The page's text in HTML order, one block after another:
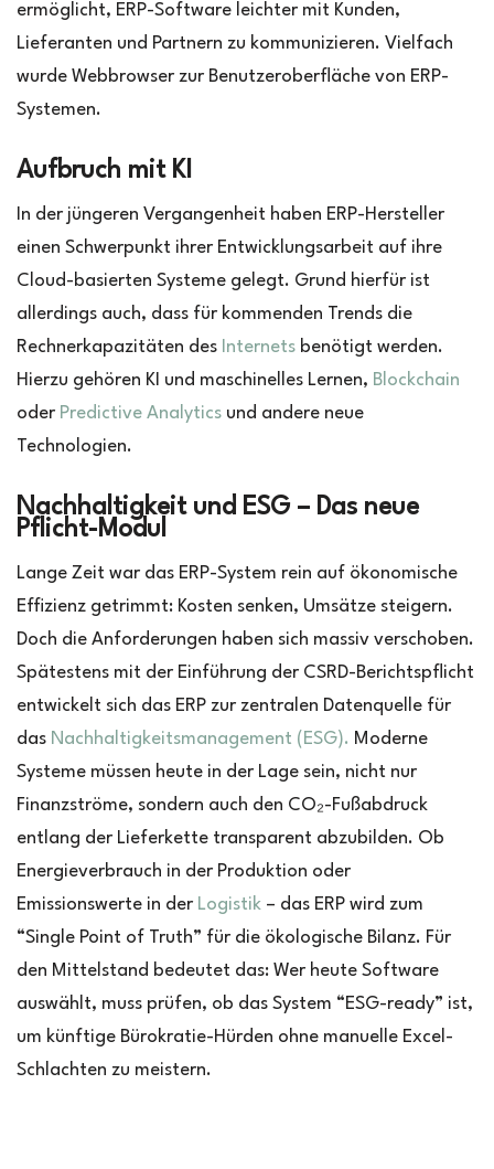
ermöglicht, ERP-Software leichter mit Kunden,
Lieferanten und Partnern zu kommunizieren. Vielfach
wurde Webbrowser zur Benutzeroberfläche von ERP-
Systemen.
Aufbruch mit KI
In der jüngeren Vergangenheit haben ERP-Hersteller
einen Schwerpunkt ihrer Entwicklungsarbeit auf ihre
Cloud-basierten Systeme gelegt. Grund hierfür ist
allerdings auch, dass für kommenden Trends die
Rechnerkapazitäten des Internets benötigt werden.
Hierzu gehören KI und maschinelles Lernen, Blockchain
oder Predictive Analytics und andere neue
Technologien.
Nachhaltigkeit und ESG – Das neue
Pflicht-Modul
Lange Zeit war das ERP-System rein auf ökonomische
Effizienz getrimmt: Kosten senken, Umsätze steigern.
Doch die Anforderungen haben sich massiv verschoben.
Spätestens mit der Einführung der CSRD-Berichtspflicht
entwickelt sich das ERP zur zentralen Datenquelle für
das Nachhaltigkeitsmanagement (ESG). Moderne
Systeme müssen heute in der Lage sein, nicht nur
Finanzströme, sondern auch den CO₂-Fußabdruck
entlang der Lieferkette transparent abzubilden. Ob
Energieverbrauch in der Produktion oder
Emissionswerte in der Logistik – das ERP wird zum
“Single Point of Truth” für die ökologische Bilanz. Für
den Mittelstand bedeutet das: Wer heute Software
auswählt, muss prüfen, ob das System “ESG-ready” ist,
um künftige Bürokratie-Hürden ohne manuelle Excel-
Schlachten zu meistern.